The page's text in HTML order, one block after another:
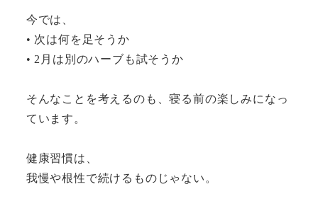
今では、
• 次は何を足そうか
• 2月は別のハーブも試そうか
そんなことを考えるのも、寝る前の楽しみになっ
ています。
健康習慣は、
我慢や根性で続けるものじゃない。